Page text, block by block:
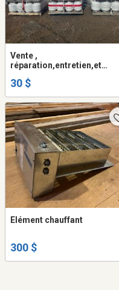
Vente ,
réparation,entretien,et
de gaz propane
30 $
Elément chauffant
300 $